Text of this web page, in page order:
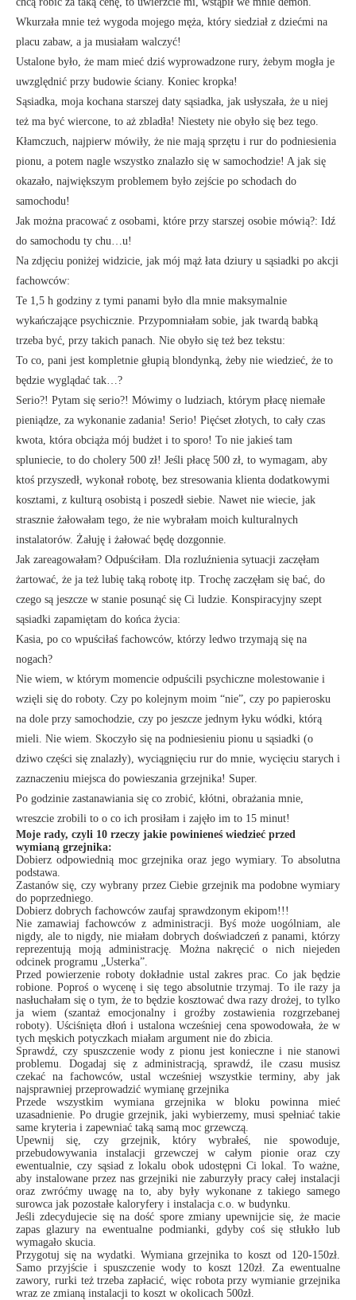
Wkurzała mnie też wygoda mojego męża, który siedział z dziećmi na
placu zabaw, a ja musiałam walczyć!
Ustalone było, że mam mieć dziś wyprowadzone rury, żebym mogła je
uwzględnić przy budowie ściany. Koniec kropka!
Sąsiadka, moja kochana starszej daty sąsiadka, jak usłyszała, że u niej
też ma być wiercone, to aż zbladła! Niestety nie obyło się bez tego.
Kłamczuch, najpierw mówiły, że nie mają sprzętu i rur do podniesienia
pionu, a potem nagle wszystko znalazło się w samochodzie! A jak się
okazało, największym problemem było zejście po schodach do
samochodu!
Jak można pracować z osobami, które przy starszej osobie mówią?: Idź
do samochodu ty chu…u!
Na zdjęciu poniżej widzicie, jak mój mąż łata dziury u sąsiadki po akcji
fachowców:
Te 1,5 h godziny z tymi panami było dla mnie maksymalnie
wykańczające psychicznie. Przypomniałam sobie, jak twardą babką
trzeba być, przy takich panach. Nie obyło się też bez tekstu:
To co, pani jest kompletnie głupią blondynką, żeby nie wiedzieć, że to
będzie wyglądać tak…?
Serio?! Pytam się serio?! Mówimy o ludziach, którym płacę niemałe
pieniądze, za wykonanie zadania! Serio! Pięćset złotych, to cały czas
kwota, która obciąża mój budżet i to sporo! To nie jakieś tam
spluniecie, to do cholery 500 zł! Jeśli płacę 500 zł, to wymagam, aby
ktoś przyszedł, wykonał robotę, bez stresowania klienta dodatkowymi
kosztami, z kulturą osobistą i poszedł siebie. Nawet nie wiecie, jak
strasznie żałowałam tego, że nie wybrałam moich kulturalnych
instalatorów. Żałuję i żałować będę dozgonnie.
Jak zareagowałam? Odpuściłam. Dla rozluźnienia sytuacji zaczęłam
żartować, że ja też lubię taką robotę itp. Trochę zaczęłam się bać, do
czego są jeszcze w stanie posunąć się Ci ludzie. Konspiracyjny szept
sąsiadki zapamiętam do końca życia:
Kasia, po co wpuściłaś fachowców, którzy ledwo trzymają się na
nogach?
Nie wiem, w którym momencie odpuścili psychiczne molestowanie i
wzięli się do roboty. Czy po kolejnym moim “nie”, czy po papierosku
na dole przy samochodzie, czy po jeszcze jednym łyku wódki, którą
mieli. Nie wiem. Skoczyło się na podniesieniu pionu u sąsiadki (o
dziwo części się znalazły), wyciągnięciu rur do mnie, wycięciu starych i
zaznaczeniu miejsca do powieszania grzejnika! Super.
Po godzinie zastanawiania się co zrobić, kłótni, obrażania mnie,
wreszcie zrobili to o co ich prosiłam i zajęło im to 15 minut!
Moje rady, czyli 10 rzeczy jakie powinieneś wiedzieć przed
wymianą grzejnika:
Dobierz odpowiednią moc grzejnika oraz jego wymiary. To absolutna
podstawa.
Zastanów się, czy wybrany przez Ciebie grzejnik ma podobne wymiary
do poprzedniego.
Dobierz dobrych fachowców zaufaj sprawdzonym ekipom!!!
Nie zamawiaj fachowców z administracji. Byś może uogólniam, ale
nigdy, ale to nigdy, nie miałam dobrych doświadczeń z panami, którzy
reprezentują moją administrację. Można nakręcić o nich niejeden
odcinek programu „Usterka”.
Przed powierzenie roboty dokładnie ustal zakres prac. Co jak będzie
robione. Poproś o wycenę i się tego absolutnie trzymaj. To ile razy ja
nasłuchałam się o tym, że to będzie kosztować dwa razy drożej, to tylko
ja wiem (szantaż emocjonalny i groźby zostawienia rozgrzebanej
roboty). Uściśnięta dłoń i ustalona wcześniej cena spowodowała, że w
tych męskich potyczkach miałam argument nie do zbicia.
Sprawdź, czy spuszczenie wody z pionu jest konieczne i nie stanowi
problemu. Dogadaj się z administracją, sprawdź, ile czasu musisz
czekać na fachowców, ustal wcześniej wszystkie terminy, aby jak
najsprawniej przeprowadzić wymianę grzejnika
Przede wszystkim wymiana grzejnika w bloku powinna mieć
uzasadnienie. Po drugie grzejnik, jaki wybierzemy, musi spełniać takie
same kryteria i zapewniać taką samą moc grzewczą.
Upewnij się, czy grzejnik, który wybrałeś, nie spowoduje,
przebudowywania instalacji grzewczej w całym pionie oraz czy
ewentualnie, czy sąsiad z lokalu obok udostępni Ci lokal. To ważne,
aby instalowane przez nas grzejniki nie zaburzyły pracy całej instalacji
oraz zwróćmy uwagę na to, aby były wykonane z takiego samego
surowca jak pozostałe kaloryfery i instalacja c.o. w budynku.
Jeśli zdecydujecie się na dość spore zmiany upewnijcie się, że macie
zapas glazury na ewentualne podmianki, gdyby coś się stłukło lub
wymagało skucia.
Przygotuj się na wydatki. Wymiana grzejnika to koszt od 120-150zł.
Samo przyjście i spuszczenie wody to koszt 120zł. Za ewentualne
zawory, rurki też trzeba zapłacić, więc robota przy wymianie grzejnika
wraz ze zmianą instalacji to koszt w okolicach 500zł.